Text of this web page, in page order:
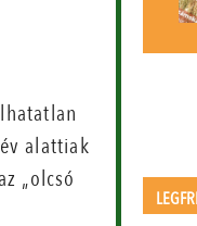
alattiak
„olcsó